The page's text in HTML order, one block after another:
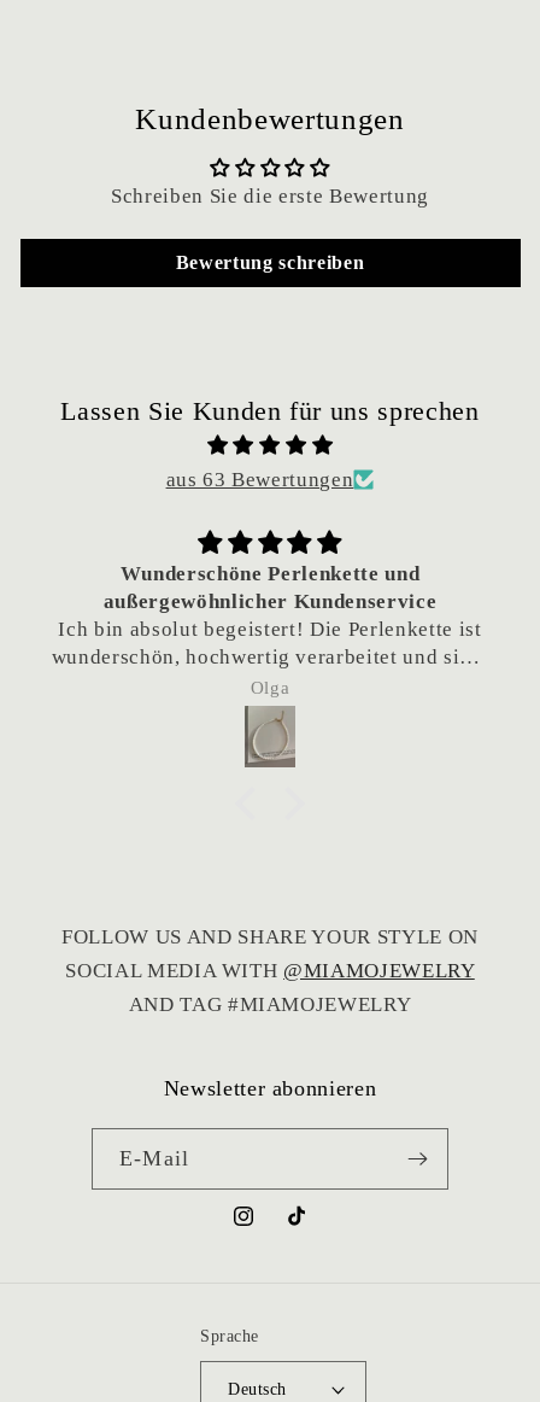
Kundenbewertungen
Schreiben Sie die erste Bewertung
Bewertung schreiben
Lassen Sie Kunden für uns sprechen
aus 63 Bewertungen
Wunderschöne Perlenkette und
außergewöhnlicher Kundenservice
Ich bin absolut begeistert! Die Perlenkette ist
wunderschön, hochwertig verarbeitet und sieht
einfach traumhaft aus.
Besonders hervorheben möchte ich den
hervorragenden Kundenservice. Da die Kette
als Geschenk gedacht war und das Team sich
wirklich nicht selbstverständlich und hat mich
sehr gefreut.
kann den Shop von Herzen weiterempfehlen!
Olga
FOLLOW US AND SHARE YOUR STYLE ON
SOCIAL MEDIA WITH @MIAMOJEWELRY
AND TAG #MIAMOJEWELRY
Newsletter abonnieren
E-Mail
InstagramTikTok
Sprache
Deutsch